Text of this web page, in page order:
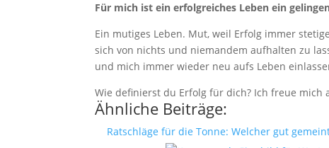
Für mich ist ein erfolgreiches Leben ein
Ein mutiges Leben. Mut, weil Erfolg immer
sich von nichts und niemandem aufhalten zu
und mich immer wieder neu aufs Leben
Wie definierst du Erfolg für dich? Ich freue mich
Ähnliche Beiträge:
Ratschläge für die Tonne: Welcher gut